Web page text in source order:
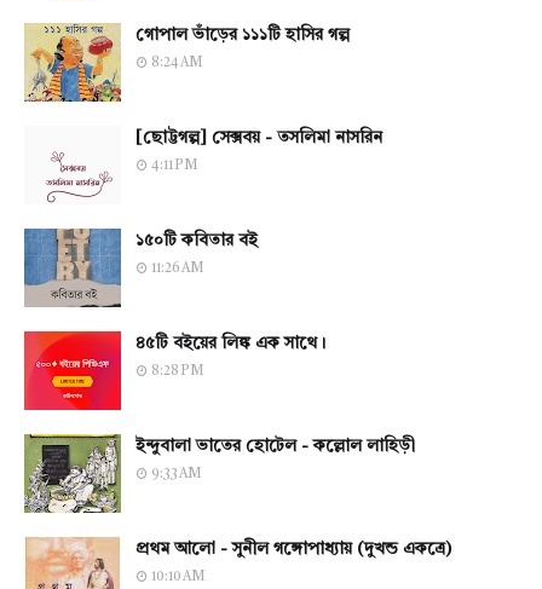
গোপাল ভাঁড়ের ১১১টি হাসির গল্প
8:24 AM
[ছোট্টগল্প] সেক্সবয় - তসলিমা নাসরিন
4:11 PM
১৫০টি কবিতার বই
11:26 AM
৪৫টি বইয়ের লিঙ্ক এক সাথে।
8:28 PM
ইন্দুবালা ভাতের হোটেল - কল্লোল লাহিড়ী
9:33 AM
প্রথম আলো - সুনীল গঙ্গোপাধ্যায় (দুখন্ড একত্রে)
10:10 AM